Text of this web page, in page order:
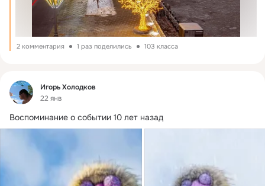
2 комментария 1 раз поделились 103 класса
Фид
Игорь Холодков
22 янв
Воспоминание о событии 10 лет назад